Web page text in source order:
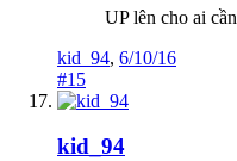
UP lên cho ai cần
kid_94, 6/10/16
#15
kid_94